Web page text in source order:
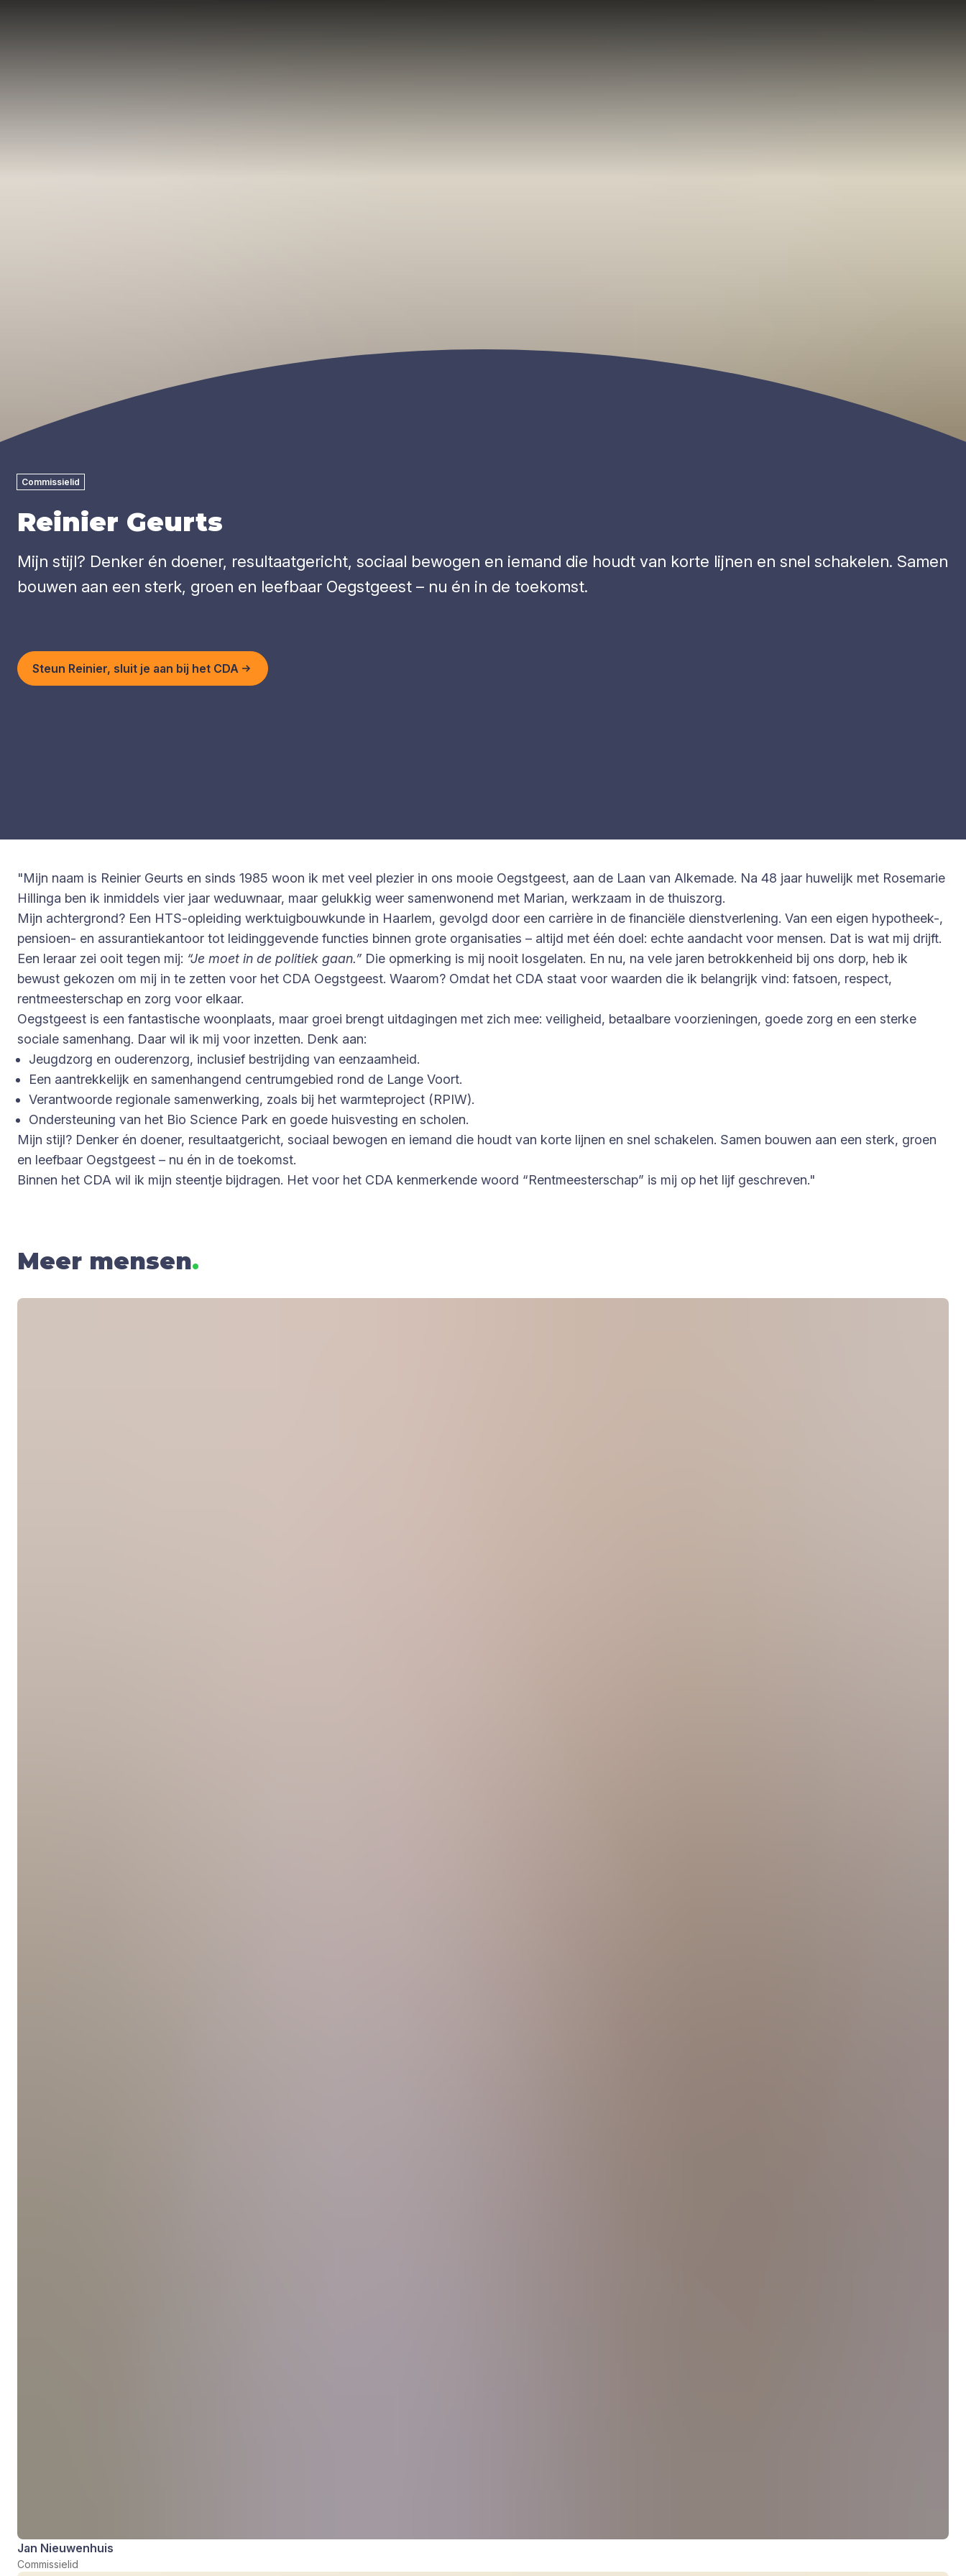
Commissielid
Reinier Geurts
Mijn stijl? Denker én doener, resultaatgericht, sociaal bewogen en iemand die houdt van korte lijnen en snel schakelen. Samen
bouwen aan een sterk, groen en leefbaar Oegstgeest – nu én in de toekomst.
Steun Reinier, sluit je aan bij het CDA
"Mijn naam is Reinier Geurts en sinds 1985 woon ik met veel plezier in ons mooie Oegstgeest, aan de Laan van Alkemade. Na 48 jaar huwelijk met Rosemarie
Hillinga ben ik inmiddels vier jaar weduwnaar, maar gelukkig weer samenwonend met Marian, werkzaam in de thuiszorg.
Mijn achtergrond? Een HTS-opleiding werktuigbouwkunde in Haarlem, gevolgd door een carrière in de financiële dienstverlening. Van een eigen hypotheek-,
pensioen- en assurantiekantoor tot leidinggevende functies binnen grote organisaties – altijd met één doel: echte aandacht voor mensen. Dat is wat mij drijft.
Een leraar zei ooit tegen mij: “Je moet in de politiek gaan.” Die opmerking is mij nooit losgelaten. En nu, na vele jaren betrokkenheid bij ons dorp, heb ik
bewust gekozen om mij in te zetten voor het CDA Oegstgeest. Waarom? Omdat het CDA staat voor waarden die ik belangrijk vind: fatsoen, respect,
rentmeesterschap en zorg voor elkaar.
Oegstgeest is een fantastische woonplaats, maar groei brengt uitdagingen met zich mee: veiligheid, betaalbare voorzieningen, goede zorg en een sterke
sociale samenhang. Daar wil ik mij voor inzetten. Denk aan:
Jeugdzorg en ouderenzorg, inclusief bestrijding van eenzaamheid.
Een aantrekkelijk en samenhangend centrumgebied rond de Lange Voort.
Verantwoorde regionale samenwerking, zoals bij het warmteproject (RPIW).
Ondersteuning van het Bio Science Park en goede huisvesting en scholen.
Mijn stijl? Denker én doener, resultaatgericht, sociaal bewogen en iemand die houdt van korte lijnen en snel schakelen. Samen bouwen aan een sterk, groen
en leefbaar Oegstgeest – nu én in de toekomst.
Binnen het CDA wil ik mijn steentje bijdragen. Het voor het CDA kenmerkende woord “Rentmeesterschap” is mij op het lijf geschreven."
Meer mensen.
Jan Nieuwenhuis
Commissielid